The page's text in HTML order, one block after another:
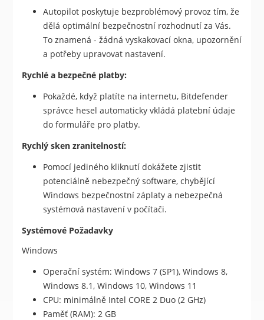
Autopilot poskytuje bezproblémový provoz tím, že
dělá optimální bezpečnostní rozhodnutí za Vás.
To znamená - žádná vyskakovací okna, upozornění
a potřeby upravovat nastavení.
Rychlé a bezpečné platby:
Pokaždé, když platíte na internetu, Bitdefender
správce hesel automaticky vkládá platební údaje
do formuláře pro platby.
Rychlý sken zranitelností:
Pomocí jediného kliknutí dokážete zjistit
potenciálně nebezpečný software, chybějící
Windows bezpečnostní záplaty a nebezpečná
systémová nastavení v počítači.
Systémové Požadavky
Windows
Operační systém: Windows 7 (SP1), Windows 8,
Windows 8.1, Windows 10, Windows 11
CPU: minimálně Intel CORE 2 Duo (2 GHz)
Paměť (RAM): 2 GB